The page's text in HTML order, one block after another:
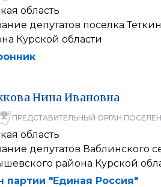
область
депутатов поселка
Курской области
НинаИвановна
ПРЕДСТАВИТЕЛЬНЫЙ ОРГАН
область
депутатов Ваблинского
района Курской
партии "Единая Россия"